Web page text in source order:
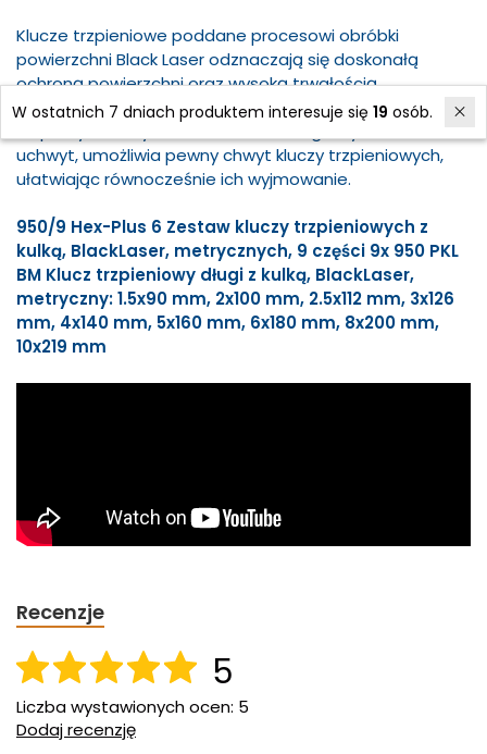
Klucze trzpieniowe poddane procesowi obróbki
powierzchni Black Laser odznaczają się doskonałą
ochroną powierzchni oraz wysoką trwałością.
uchwyt, umożliwia pewny chwyt kluczy trzpieniowych,
ułatwiając równocześnie ich wyjmowanie.
950/9 Hex-Plus 6 Zestaw kluczy trzpieniowych z
kulką, BlackLaser, metrycznych, 9 części 9x 950 PKL
BM Klucz trzpieniowy długi z kulką, BlackLaser,
metryczny: 1.5x90 mm, 2x100 mm, 2.5x112 mm, 3x126
mm, 4x140 mm, 5x160 mm, 6x180 mm, 8x200 mm,
10x219 mm
Recenzje
5
Liczba wystawionych ocen: 5
Dodaj recenzję
W ostatnich 7 dniach produktem interesuje się 19 osób.